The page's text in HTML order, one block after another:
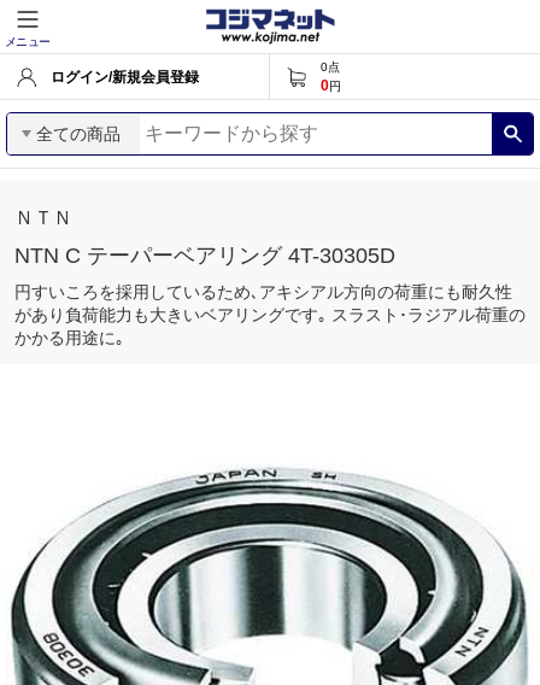
メニュー
ログイン/新規会員登録
0点
0円
全ての商品
ＮＴＮ
NTN C テーパーベアリング 4T-30305D
円すいころを採用しているため､アキシアル方向の荷重にも耐久性
があり負荷能力も大きいベアリングです｡ スラスト･ラジアル荷重の
かかる用途に｡